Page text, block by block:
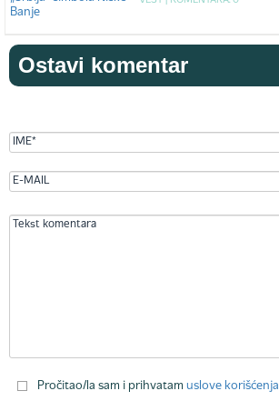
Ostavi komentar
Pročitao/la sam i prihvatam uslove korišćenja